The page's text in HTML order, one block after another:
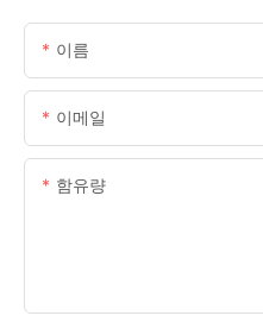
이름
이메일
함유량